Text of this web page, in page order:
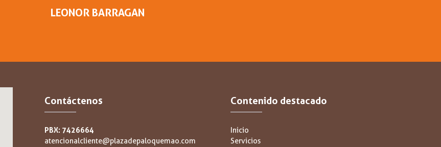
Contáctenos
PBX: 7426664
atencionalcliente@plazadepaloquemao.com
Contenido destacado
Inicio
Servicios